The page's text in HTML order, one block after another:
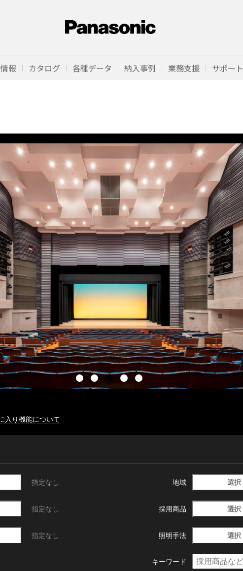
報 カタログ 各種データ 納入事例 業務支援 サポート
入り機能について
指定なし 地域 選択
指定なし 採用商品 選択
指定なし 照明手法 選択
キーワード